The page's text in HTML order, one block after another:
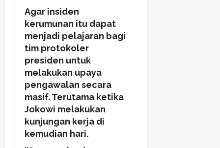
Agar insiden
kerumunan itu dapat
menjadi pelajaran bagi
tim protokoler
presiden untuk
melakukan upaya
pengawalan secara
masif. Terutama ketika
Jokowi melakukan
kunjungan kerja di
kemudian hari.